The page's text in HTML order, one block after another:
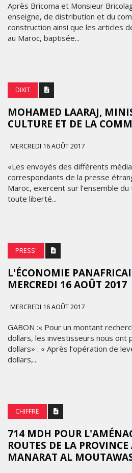
Après Bricoma et Monsieur
enseigne, de distribution et du
construction ainsi que les articles
au Maroc, baptisée...
DIXIT
MOHAMED LAARAJ,
CULTURE ET DE LA
MERCREDI 16 AOÛT 2017
«Les envoyés des différents
correspondants de la presse
Maroc, exercent sur l’ensemble
toute liberté...
PRESS'
L'ÉCONOMIE
MERCREDI 16 AOÛT 2017
MERCREDI 16 AOÛT 2017
GABON :« Pour un montant
dollars, les investisseurs nous ont
dollars» : « Après l’opération de
dollars,...
CHIFFRE
714 MDH POUR
ROUTES DE LA
MANARAT AL